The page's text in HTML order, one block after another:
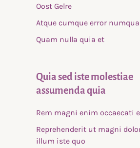
Oost Gelre
Atque cumque error
Quam nulla quia et
Quia sed iste molestiae
assumenda quia
Rem magni enim occaecati
Reprehenderit ut magni
illum iste quo